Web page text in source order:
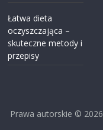
Łatwa dieta
oczyszczająca –
skuteczne metody i
przepisy
Prawa autorskie © 2026